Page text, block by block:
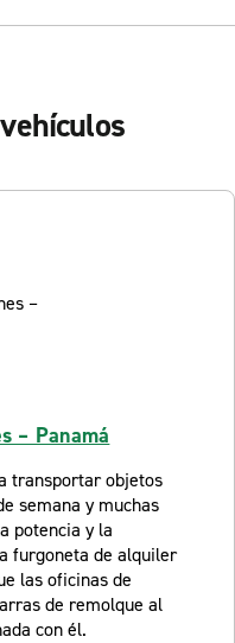
– Panamá
transportar objetos
semana y muchas
potencia y la
furgoneta de alquiler
las oficinas de
de remolque al
con él.